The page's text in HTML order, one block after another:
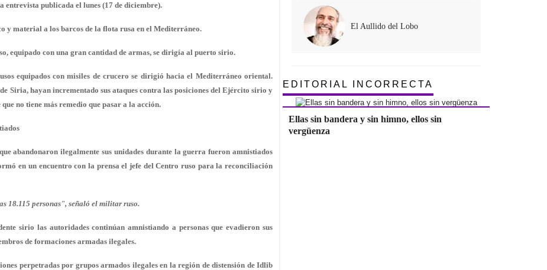
publicada el lunes (17 de diciembre).
y material a los barcos de la flota rusa en el Mediterráneo.
equipado con una gran cantidad de armas, se dirigía al puerto sirio.
equipados con misiles de crucero se dirigió hacia el Mediterráneo oriental.
Siria, hayan incrementado sus ataques contra las posiciones del Ejército sirio y
no tiene más remedio que pasar a la acción.
abandonaron ilegalmente sus unidades durante la guerra fueron amnistiados
en un encuentro con la prensa el jefe del Centro ruso para la reconciliación
18.115 personas", señaló el militar ruso.
sirio las autoridades continúan amnistiando a personas que evadieron sus
de formaciones armadas ilegales.
perpetradas por grupos armados ilegales en la región de distensión de Idlib
El Aullido del Lobo
EDITORIAL INCORRECTA
Ellas sin bandera y sin himno, ellos sin
vergüenza